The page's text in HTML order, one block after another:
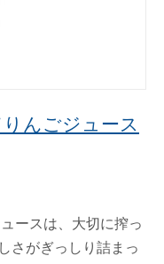
んごジュース
ースは、大切に搾っ
さがぎっしり詰まっ